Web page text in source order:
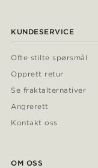
KUNDESERVICE
Ofte stilte spørsmål
Opprett retur
Se fraktalternativer
Angrerett
Kontakt oss
OM OSS